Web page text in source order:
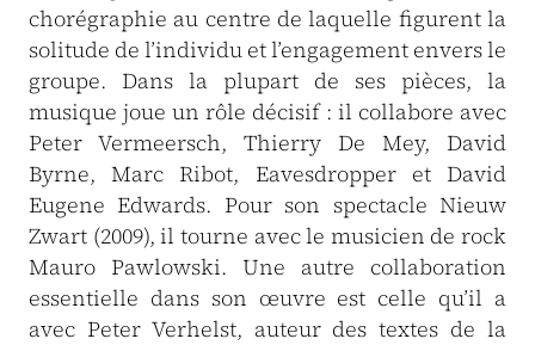
chorégraphie au centre de laquelle figurent la
solitude de l’individu et l’engagement envers le
groupe. Dans la plupart de ses pièces, la
musique joue un rôle décisif : il collabore avec
Peter Vermeersch, Thierry De Mey, David
Byrne, Marc Ribot, Eavesdropper et David
Eugene Edwards. Pour son spectacle Nieuw
Zwart (2009), il tourne avec le musicien de rock
Mauro Pawlowski. Une autre collaboration
essentielle dans son œuvre est celle qu’il a
avec Peter Verhelst, auteur des textes de la